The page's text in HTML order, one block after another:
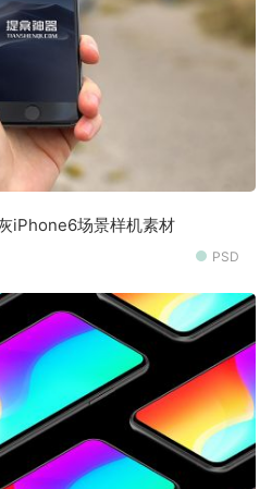
iPhone6场景样机素材
PSD